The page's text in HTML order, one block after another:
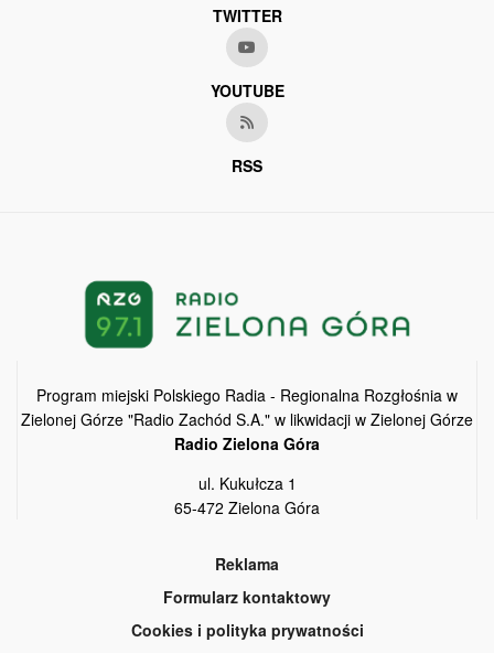
TWITTER
YOUTUBE
RSS
Program miejski Polskiego Radia - Regionalna Rozgłośnia w
Zielonej Górze "Radio Zachód S.A." w likwidacji w Zielonej Górze
Radio Zielona Góra
ul. Kukułcza 1
65-472 Zielona Góra
Reklama
Formularz kontaktowy
Cookies i polityka prywatności